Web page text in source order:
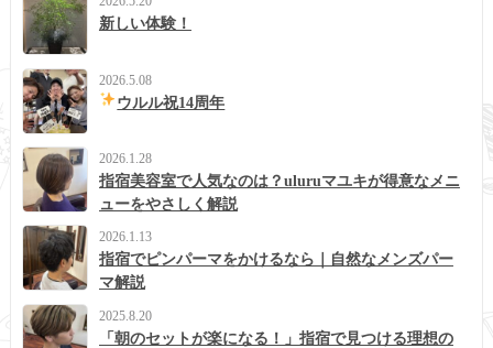
新しい体験！
2026.5.08
ウルル祝14周年
2026.1.28
指宿美容室で人気なのは？uluruマユキが得意なメニ
ューをやさしく解説
2026.1.13
指宿でピンパーマをかけるなら｜自然なメンズパー
マ解説
2025.8.20
「朝のセットが楽になる！」指宿で見つける理想の